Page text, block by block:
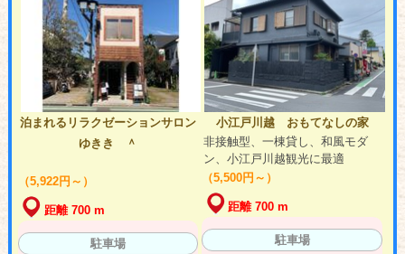
泊まれるリラクゼーションサロン
ゆきき ＾
（5,922円～）
距離 700 m
駐車場
小江戸川越 おもてなしの家
非接触型、一棟貸し、和風モダ
ン、小江戸川越観光に最適
（5,500円～）
距離 700 m
駐車場